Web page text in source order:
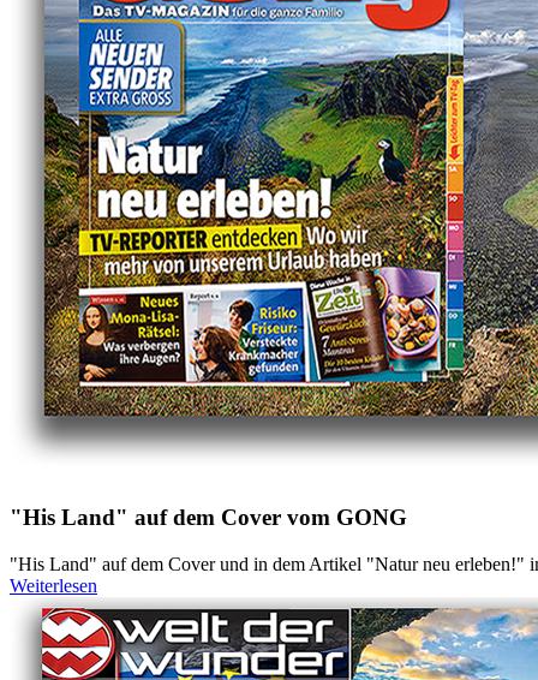
"His Land" auf dem Cover vom GONG
"His Land" auf dem Cover und in dem Artikel "Natur neu erleben!"
Weiterlesen